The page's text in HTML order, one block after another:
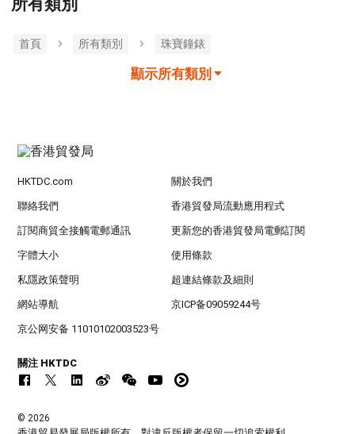
所有類別
首頁 所有類別 珠寶鐘錶
顯示所有類別
HKTDC.com 關於我們
聯絡我們 香港貿發局流動應用程式
訂閱商貿全接觸電郵通訊 更新您的香港貿發局電郵訂閱
字體大小 使用條款
私隱政策聲明 超連結條款及細則
網站導航 京ICP备09059244号
京公网安备 11010102003523号
關注 HKTDC
© 2026